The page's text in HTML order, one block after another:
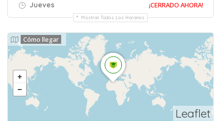
Jueves ¡CERRADO AHORA!
Mostrar Todos Los Horarios
Leaflet
Cómo llegar